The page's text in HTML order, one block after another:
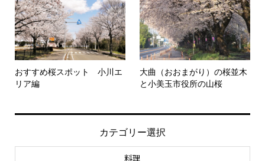
おすすめ桜スポット 小川エ
リア編
大曲（おおまがり）の桜並木
と小美玉市役所の山桜
カテゴリー選択
料理